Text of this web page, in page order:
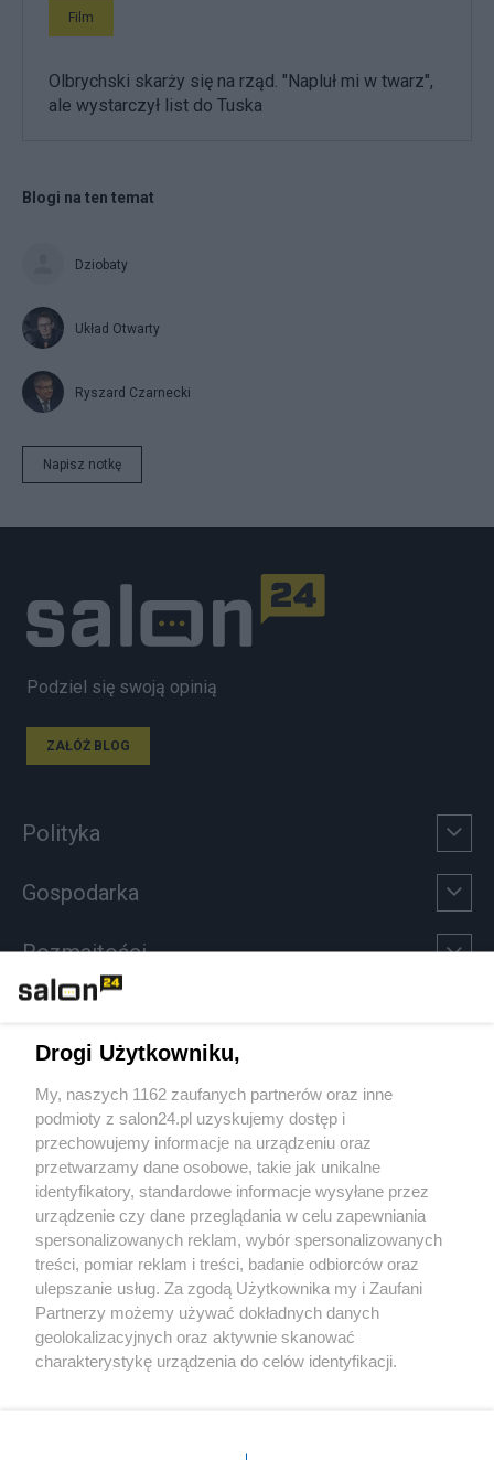
Film
Olbrychski skarży się na rząd. "Napluł mi w twarz",
ale wystarczył list do Tuska
Blogi na ten temat
Dziobaty
Układ Otwarty
Ryszard Czarnecki
Napisz notkę
Podziel się swoją opinią
ZAŁÓŻ BLOG
Polityka
Gospodarka
Rozmaitości
Sport
Społeczeństwo
Kultura
X Facebook Instagram Youtube
Drogi Użytkowniku,
My, naszych 1162 zaufanych partnerów oraz inne
podmioty z salon24.pl uzyskujemy dostęp i
przechowujemy informacje na urządzeniu oraz
przetwarzamy dane osobowe, takie jak unikalne
identyfikatory, standardowe informacje wysyłane przez
urządzenie czy dane przeglądania w celu zapewniania
spersonalizowanych reklam, wybór spersonalizowanych
treści, pomiar reklam i treści, badanie odbiorców oraz
ulepszanie usług. Za zgodą Użytkownika my i Zaufani
Partnerzy możemy używać dokładnych danych
geolokalizacyjnych oraz aktywnie skanować
charakterystykę urządzenia do celów identyfikacji.